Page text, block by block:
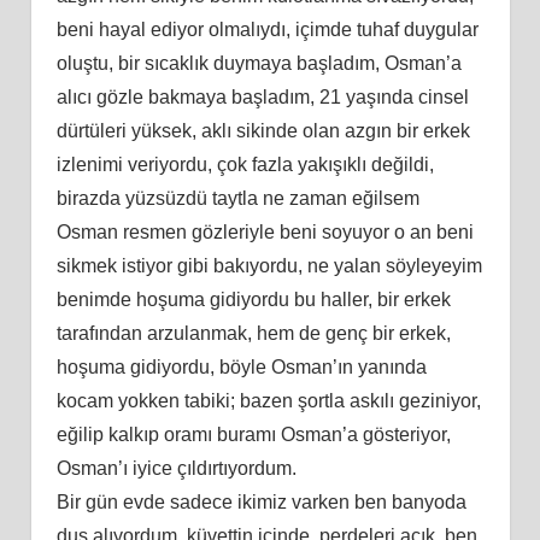
beni hayal ediyor olmalıydı, içimde tuhaf duygular
oluştu, bir sıcaklık duymaya başladım, Osman’a
alıcı gözle bakmaya başladım, 21 yaşında cinsel
dürtüleri yüksek, aklı sikinde olan azgın bir erkek
izlenimi veriyordu, çok fazla yakışıklı değildi,
birazda yüzsüzdü taytla ne zaman eğilsem
Osman resmen gözleriyle beni soyuyor o an beni
sikmek istiyor gibi bakıyordu, ne yalan söyleyeyim
benimde hoşuma gidiyordu bu haller, bir erkek
tarafından arzulanmak, hem de genç bir erkek,
hoşuma gidiyordu, böyle Osman’ın yanında
kocam yokken tabiki; bazen şortla askılı geziniyor,
eğilip kalkıp oramı buramı Osman’a gösteriyor,
Osman’ı iyice çıldırtıyordum.
Bir gün evde sadece ikimiz varken ben banyoda
duş alıyordum, küvettin içinde, perdeleri açık, ben